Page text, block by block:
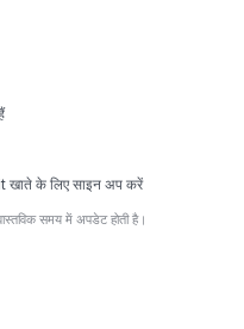
खाते के लिए साइन अप करें
समय में अपडेट होती है।